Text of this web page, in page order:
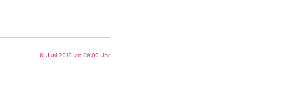
8. Juni 2016 um 09:00 Uhr